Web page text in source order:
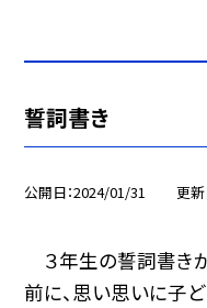
誓詞書き
公開日 2024/01/31 更
３年生の誓詞書き
前に、思い思いに子